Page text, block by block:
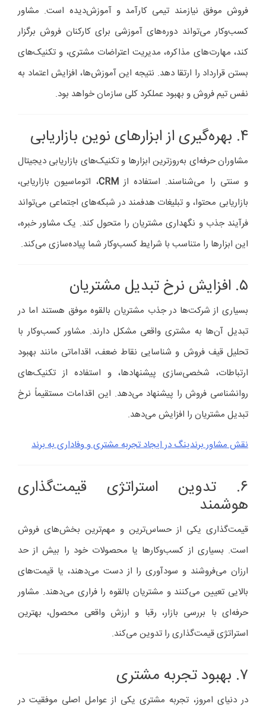
فروش موفق نیازمند تیمی کارآمد و آموزش‌دیده است. مشاور
کسب‌وکار می‌تواند دوره‌های آموزشی برای کارکنان فروش برگزار
کند، مهارت‌های مذاکره، مدیریت اعتراضات مشتری، و تکنیک‌های
بستن قرارداد را ارتقا دهد. نتیجه این آموزش‌ها، افزایش اعتماد به
نفس تیم فروش و بهبود عملکرد کلی سازمان خواهد بود.
۴. بهره‌گیری از ابزارهای نوین بازاریابی
مشاوران حرفه‌ای به‌روزترین ابزارها و تکنیک‌های بازاریابی دیجیتال
و سنتی را می‌شناسند. استفاده ازCRM، اتوماسیون بازاریابی،
بازاریابی محتوا، و تبلیغات هدفمند در شبکه‌های اجتماعی می‌تواند
فرآیند جذب و نگهداری مشتریان را متحول کند. یک مشاور خبره،
این ابزارها را متناسب با شرایط کسب‌وکار شما پیاده‌سازی می‌کند.
۵. افزایش نرخ تبدیل مشتریان
بسیاری از شرکت‌ها در جذب مشتریان بالقوه موفق هستند اما در
تبدیل آن‌ها به مشتری واقعی مشکل دارند. مشاور کسب‌وکار با
تحلیل قیف فروش و شناسایی نقاط ضعف، اقداماتی مانند بهبود
ارتباطات، شخصی‌سازی پیشنهادها، و استفاده از تکنیک‌های
روانشناسی فروش را پیشنهاد می‌دهد. این اقدامات مستقیماً نرخ
تبدیل مشتریان را افزایش می‌دهد.
نقش مشاور برندینگ در ایجاد تجربه مشتری و وفاداری به برند
۶. تدوین استراتژی قیمت‌گذاری
هوشمند
قیمت‌گذاری یکی از حساس‌ترین و مهم‌ترین بخش‌های فروش
است. بسیاری از کسب‌وکارها یا محصولات خود را بیش از حد
ارزان می‌فروشند و سودآوری را از دست می‌دهند، یا قیمت‌های
بالایی تعیین می‌کنند و مشتریان بالقوه را فراری می‌دهند. مشاور
حرفه‌ای با بررسی بازار، رقبا و ارزش واقعی محصول، بهترین
استراتژی قیمت‌گذاری را تدوین می‌کند.
۷. بهبود تجربه مشتری
در دنیای امروز، تجربه مشتری یکی از عوامل اصلی موفقیت در